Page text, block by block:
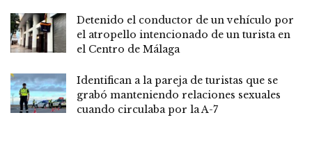
Detenido el conductor de un vehículo por
el atropello intencionado de un turista en
el Centro de Málaga
Identifican a la pareja de turistas que se
grabó manteniendo relaciones sexuales
cuando circulaba por la A-7